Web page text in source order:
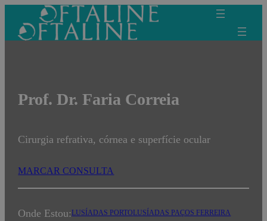
para
Prof. Dr. Faria Correia
Cirurgia refrativa, córnea e superfície ocular
MARCAR CONSULTA
Onde Estou:LUSÍADAS PORTO LUSÍADAS PAÇOS FERREIRA